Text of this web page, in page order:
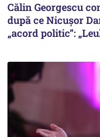
Călin Georgescu
după ce Nicușor
„acord politic”: